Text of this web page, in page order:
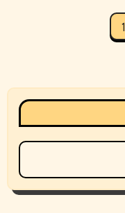
1